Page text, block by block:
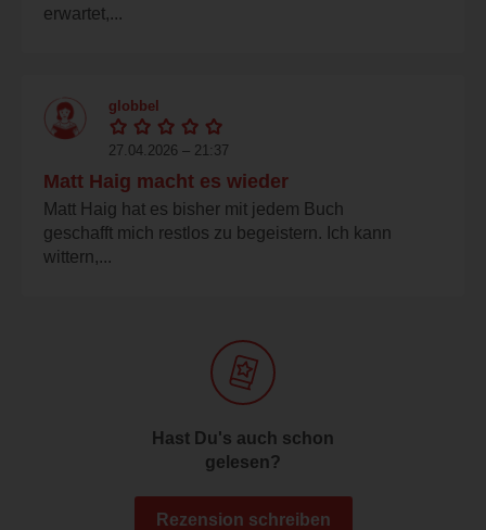
erwartet,...
globbel
27.04.2026 – 21:37
Matt Haig macht es wieder
Matt Haig hat es bisher mit jedem Buch
geschafft mich restlos zu begeistern. Ich kann
wittern,...
Hast Du's auch schon
gelesen?
Rezension schreiben